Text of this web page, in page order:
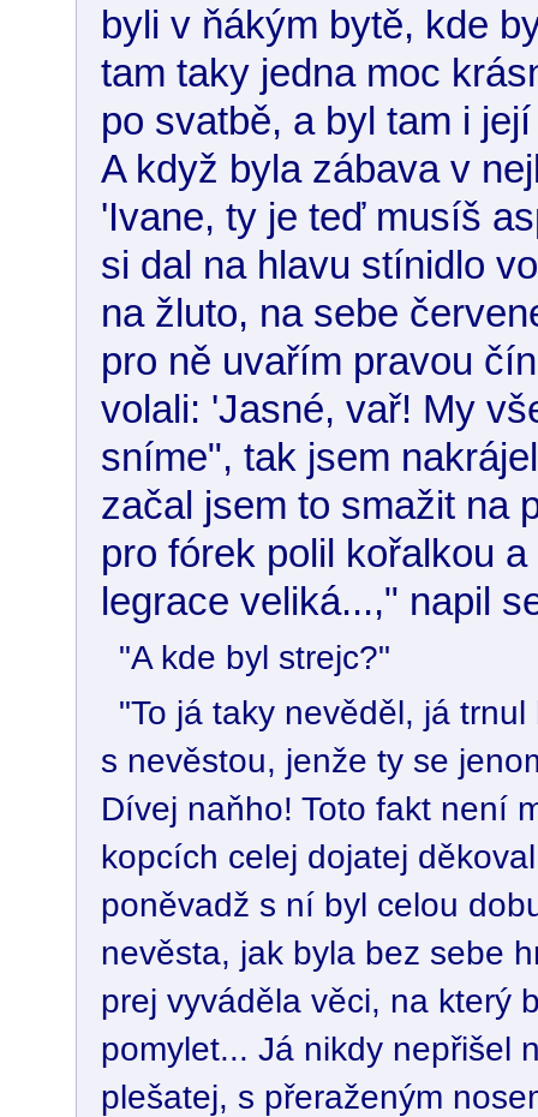
byli v ňákým bytě, kde
tam taky jedna moc
po svatbě, a byl tam i
A když byla zábava v
'Ivane, ty je teď musíš
si dal na hlavu stínidlo
na žluto, na sebe
pro ně uvařím pravou
volali: 'Jasné, vař! My
sníme", tak jsem
začal jsem to smažit na
pro fórek polil kořalkou
legrace veliká...," napil
"A kde byl strejc?"
"To já taky nevěděl, já
s nevěstou, jenže ty se
Dívej naňho! Toto fakt není
kopcích celej dojatej
poněvadž s ní byl celou
nevěsta, jak byla bez sebe
prej vyváděla věci, na který
pomylet... Já nikdy nepřišel
plešatej, s přeraženým